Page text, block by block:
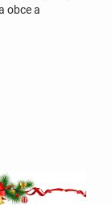
obce a